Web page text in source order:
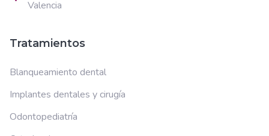
Valencia
Tratamientos
Blanqueamiento dental
Implantes dentales y cirugía
Odontopediatría